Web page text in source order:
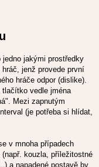
jedno jakými prostředky
jenž provede první
hráče odpor (dislike).
vedle jména
Mezi zapnutým
(je potřeba si hlídat,
v mnoha případech
kouzla, příležitostné
a napadené postavě by